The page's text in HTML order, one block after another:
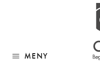
menu MENY